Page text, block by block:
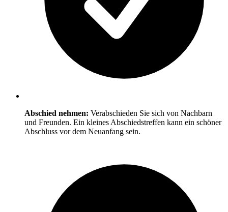
Abschied nehmen: Verabschieden Sie sich von Nachbarn
und Freunden. Ein kleines Abschiedstreffen kann ein schöner
Abschluss vor dem Neuanfang sein.